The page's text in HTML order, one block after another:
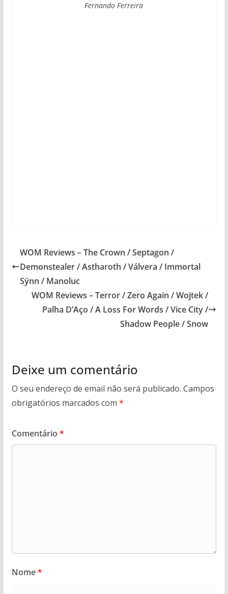
Fernando Ferreira
WOM Reviews – The Crown / Septagon /
Demonstealer / Astharoth / Válvera / Immortal
Sÿnn / Manoluc
WOM Reviews – Terror / Zero Again / Wojtek /
Palha D’Aço / A Loss For Words / Vice City /
Shadow People / Snow
Deixe um comentário
O seu endereço de email não será publicado. Campos
obrigatórios marcados com *
Comentário *
Nome*